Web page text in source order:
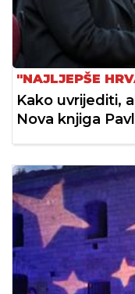
"NAJLJEPŠE
Kako uvrijediti,
Nova knjiga